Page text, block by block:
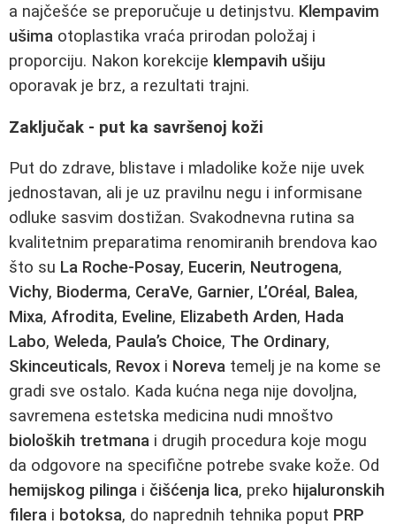
a najčešće se preporučuje u detinjstvu. Klempavim
ušima otoplastika vraća prirodan položaj i
proporciju. Nakon korekcije klempavih ušiju
oporavak je brz, a rezultati trajni.
Zaključak - put ka savršenoj koži
Put do zdrave, blistave i mladolike kože nije uvek
jednostavan, ali je uz pravilnu negu i informisane
odluke sasvim dostižan. Svakodnevna rutina sa
kvalitetnim preparatima renomiranih brendova kao
što su La Roche-Posay, Eucerin, Neutrogena,
Vichy, Bioderma, CeraVe, Garnier, L’Oréal , Balea,
Mixa, Afrodita, Eveline, Elizabeth Arden, Hada
Labo, Weleda, Paula’s Choice, The Ordinary,
Skinceuticals, Revox i Noreva temelj je na kome se
gradi sve ostalo. Kada kućna nega nije dovoljna,
savremena estetska medicina nudi mnoštvo
bioloških tretmana i drugih procedura koje mogu
da odgovore na specifične potrebe svake kože. Od
hemijskog pilinga i čišćenja lica, preko hijaluronskih
filera i botoksa, do naprednih tehnika poput PRP